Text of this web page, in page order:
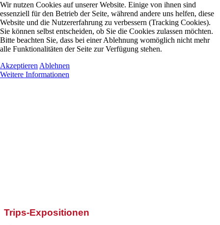
Trips-Expositionen
Wir nutzen Cookies auf unserer Website. Einige von ihnen sind
essenziell für den Betrieb der Seite, während andere uns helfen, diese
Website und die Nutzererfahrung zu verbessern (Tracking Cookies).
Sie können selbst entscheiden, ob Sie die Cookies zulassen möchten.
Bitte beachten Sie, dass bei einer Ablehnung womöglich nicht mehr
alle Funktionalitäten der Seite zur Verfügung stehen.
Akzeptieren Ablehnen
Weitere Informationen